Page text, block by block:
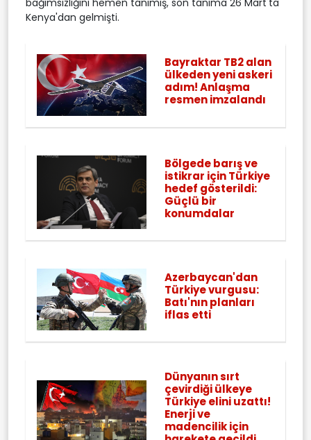
bağımsızlığını hemen tanımış, son tanıma 26 Mart'ta
Kenya'dan gelmişti.
Bayraktar TB2 alan
ülkeden yeni askeri
adım! Anlaşma
resmen imzalandı
Bölgede barış ve
istikrar için Türkiye
hedef gösterildi:
Güçlü bir
konumdalar
Azerbaycan'dan
Türkiye vurgusu:
Batı'nın planları
iflas etti
Dünyanın sırt
çevirdiği ülkeye
Türkiye elini uzattı!
Enerji ve
madencilik için